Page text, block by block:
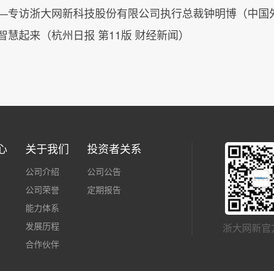
访浙大网新科技股份有限公司执行总裁钟明博（中国
起来（杭州日报 第11版 财经新闻）
关于我们
公司介绍
公司荣誉
能力体系
发展历程
合作伙伴
投资者关系
公司公告
定期报告
浙大网新官